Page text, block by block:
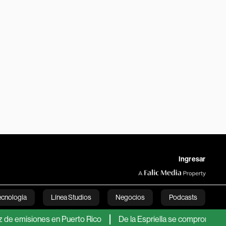
Ingresar
Línea Studios Negocios Podcasts
English
en Puerto Rico De la Espriella se compromete a